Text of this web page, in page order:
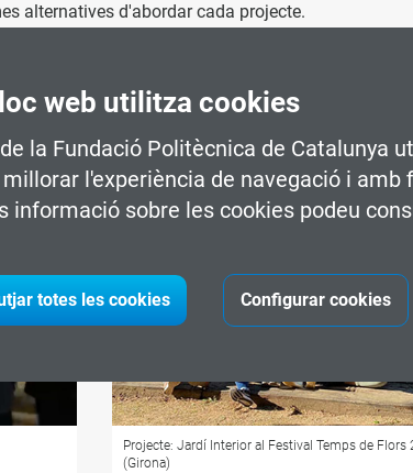
web utilitza cookies
la Fundació Politècnica de Catalunya
l'experiència de navegació i
informació sobre les cookies podeu
totes les cookies Configurar cookies
alternatives d'abordar cada projecte.
i una metodologia eminentment
dels projectes fets pels estudiants, en les diferents
Llibre i Òh!pera.
Projecte: l'Espai per Habitar 2021-22